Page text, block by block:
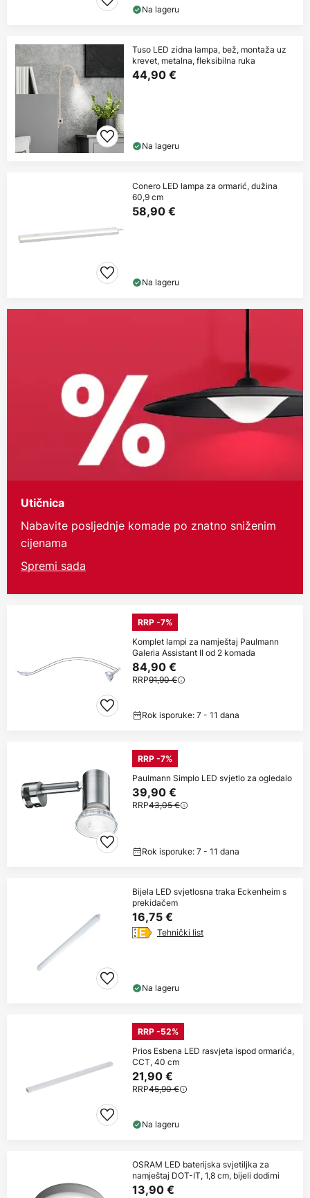
Na lageru
Tuso LED zidna lampa, bež, montaža uz
krevet, metalna, fleksibilna ruka
44,90 €
Na lageru
Conero LED lampa za ormarić, dužina
60,9 cm
58,90 €
Na lageru
Utičnica
Nabavite posljednje komade po znatno sniženim
cijenama
Spremi sada
RRP -7%
Komplet lampi za namještaj Paulmann
Galeria Assistant II od 2 komada
84,90 €
RRP91,90 €
Rok isporuke: 7 - 11 dana
RRP -7%
Paulmann Simplo LED svjetlo za ogledalo
39,90 €
RRP43,05 €
Rok isporuke: 7 - 11 dana
Bijela LED svjetlosna traka Eckenheim s
prekidačem
16,75 €
Tehnički list
Na lageru
RRP -52%
Prios Esbena LED rasvjeta ispod ormarića,
CCT, 40 cm
21,90 €
RRP45,90 €
Na lageru
OSRAM LED baterijska svjetiljka za
namještaj DOT-IT, 1,8 cm, bijeli dodirni
13,90 €